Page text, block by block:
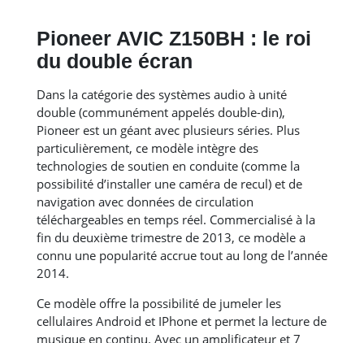
Pioneer AVIC Z150BH : le roi
du double écran
Dans la catégorie des systèmes audio à unité
double (communément appelés double-din),
Pioneer est un géant avec plusieurs séries. Plus
particulièrement, ce modèle intègre des
technologies de soutien en conduite (comme la
possibilité d’installer une caméra de recul) et de
navigation avec données de circulation
téléchargeables en temps réel. Commercialisé à la
fin du deuxième trimestre de 2013, ce modèle a
connu une popularité accrue tout au long de l’année
2014.
Ce modèle offre la possibilité de jumeler les
cellulaires Android et IPhone et permet la lecture de
musique en continu. Avec un amplificateur et 7